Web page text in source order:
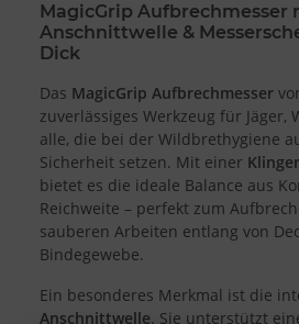
MagicGrip Aufbrechmesser
Anschnittwelle &
Dick
Das MagicGrip Aufbrechmesser
zuverlässiges Werkzeug für Jäger,
alle, die bei der Wildbrethygiene
Sicherheit setzen. Mit einer
bietet es die ideale Balance aus
Reichweite – perfekt zum
sauberen Arbeiten entlang von
Bindegewebe.
Ein besonderes Merkmal ist die
Anschnittwelle. Sie unterstützt